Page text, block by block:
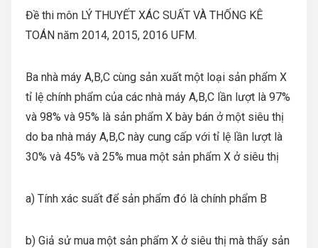
Đề thi môn LÝ THUYẾT XÁC SUẤT VÀ THỐNG KÊ
TOÁN năm 2014, 2015, 2016 UFM.
Ba nhà máy A,B,C cùng sản xuất một loại sản phẩm X
tỉ lệ chính phẩm của các nhà máy A,B,C lần lượt là 97%
và 98% và 95% là sản phẩm X bày bán ở một siêu thị
do ba nhà máy A,B,C này cung cấp với tỉ lệ lần lượt là
30% và 45% và 25% mua một sản phẩm X ở siêu thị
a) Tính xác suất để sản phẩm đó là chính phẩm B
b) Giả sử mua một sản phẩm X ở siêu thị mà thấy sản